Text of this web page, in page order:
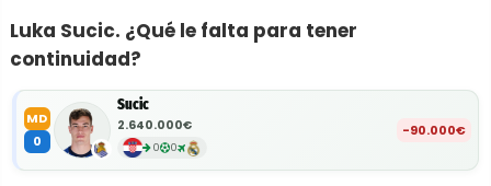
Luka Sucic. ¿Qué le falta para tener
continuidad?
MD
0
Sucic
2.640.000€
0 0
-90.000€